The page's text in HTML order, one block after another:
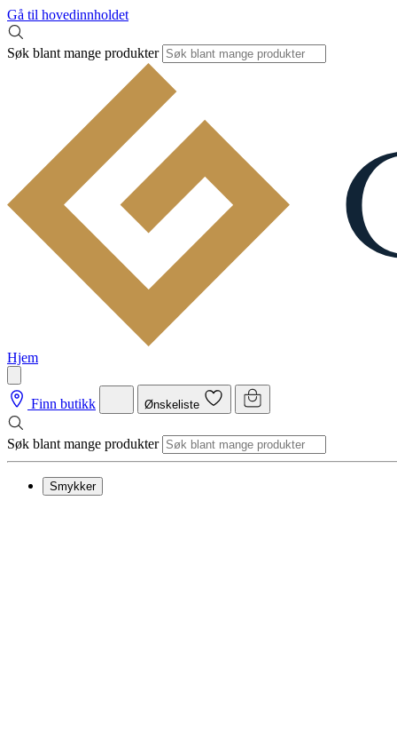
Gå til hovedinnholdet
Søk blant mange produkter
Hjem
Finn butikk Ønskeliste
Søk blant mange produkter
Smykker